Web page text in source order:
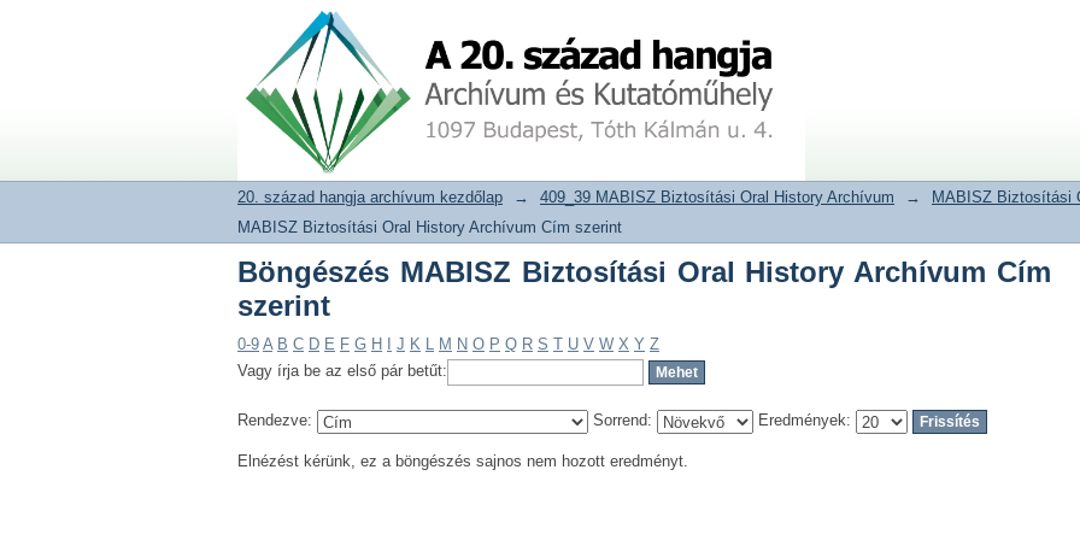
Böngészés MABISZ Biztosítási Oral History Archívum Cím
20. század hangja archívum adattár
20. század hangja archívum kezdőlap → 409_39 MABISZ Biztosítási Oral History Archívum → MABISZ Biztosítási
MABISZ Biztosítási Oral History Archívum Cím szerint
Böngészés MABISZ Biztosítási Oral History Archívum Cím
szerint
0-9 A B C D E F G H J K L M N O P Q R S T U V W X Y Z
Vagy írja be az első pár betűt:
Rendezve: Sorrend: Eredmények:
Elnézést kérünk, ez a böngészés sajnos nem hozott eredményt.